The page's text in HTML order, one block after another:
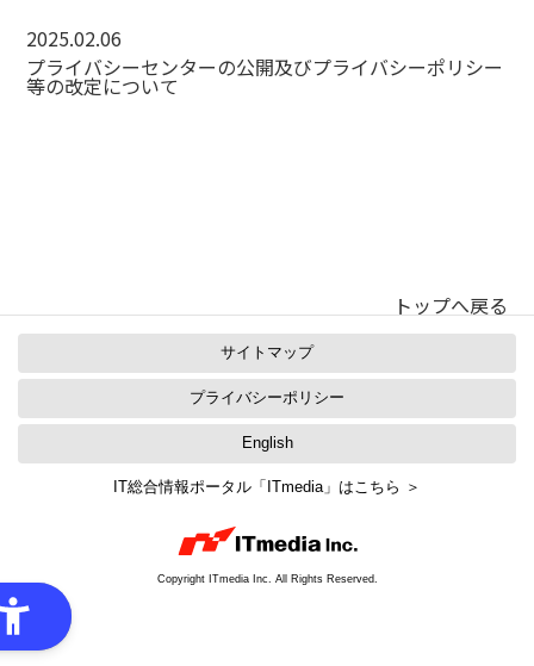
メディア一覧
2025.02.06
プライバシーセンターの公開及びプライバシーポリシー
等の改定について
トップへ戻る
サイトマップ
プライバシーポリシー
English
IT総合情報ポータル「ITmedia」はこちら ＞
Copyright ITmedia Inc. All Rights Reserved.